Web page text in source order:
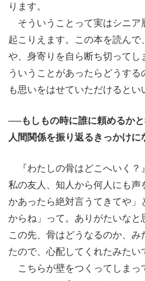
ります。
そういうことって実はシニア
起こりえます。この本を読んで
や、身寄りを自ら断ち切ってし
ういうことがあったらどうす
も思いをはせていただけるとい
──もしもの時に誰に頼めるか
人間関係を振り返るきっかけに
『わたしの骨はどこへいく？
私の友人、知人から何人にも
かあったら絶対言うてきてや」
からね」って。ありがたいなと
この先、骨はどうなるのか、
たので、心配してくれたみたい
こちらが壁をつくってしまっ